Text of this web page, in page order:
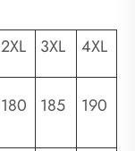
2XL 3XL 4XL
180 185 190